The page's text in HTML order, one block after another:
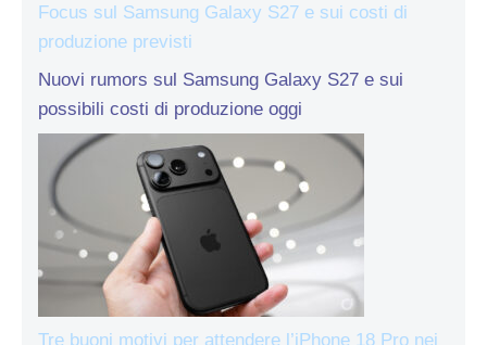
Focus sul Samsung Galaxy S27 e sui costi di
produzione previsti
Nuovi rumors sul Samsung Galaxy S27 e sui
possibili costi di produzione oggi
Tre buoni motivi per attendere l’iPhone 18 Pro nei